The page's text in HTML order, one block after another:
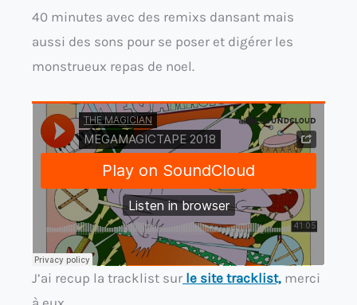
40 minutes avec des remixs dansant mais
aussi des sons pour se poser et digérer les
monstrueux repas de noel.
J’ai recup la tracklist sur le site tracklist, merci